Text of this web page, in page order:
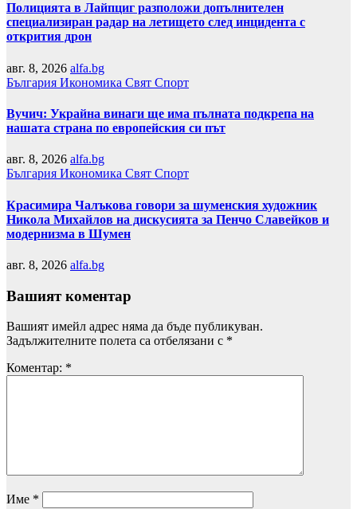
Полицията в Лайпциг разположи допълнителен
специализиран радар на летището след инцидента с
открития дрон
авг. 8, 2026 alfa.bg
България Икономика Свят Спорт
Вучич: Украйна винаги ще има пълната подкрепа на
нашата страна по европейския си път
авг. 8, 2026 alfa.bg
България Икономика Свят Спорт
Красимира Чалъкова говори за шуменския художник
Никола Михайлов на дискусията за Пенчо Славейков и
модернизма в Шумен
авг. 8, 2026 alfa.bg
Вашият коментар
Вашият имейл адрес няма да бъде публикуван.
Задължителните полета са отбелязани с *
Коментар: *
Име *